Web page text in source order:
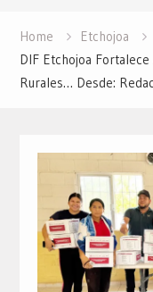
Home
Etchojoa
DIF Etchojoa
Rurales… Desde: